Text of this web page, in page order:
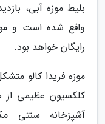
بلیط موزه آبی،
واقع شده است و
رایگان خواهد بود.
موزه فریدا کالو
کلکسیون عظیمی از
آشپزخانه سنتی